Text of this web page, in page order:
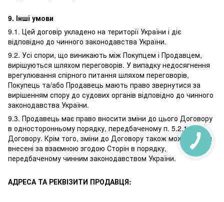
9. Інші умови
9.1. Цей договір укладено на території України і діє
відповідно до чинного законодавства України.
9.2. Усі спори, що виникають між Покупцем і Продавцем,
вирішуються шляхом переговорів. У випадку недосягнення
врегулювання спірного питання шляхом переговорів,
Покупець та/або Продавець мають право звернутися за
вирішенням спору до судових органів відповідно до чинного
законодавства України.
9.3. Продавець має право вносити зміни до цього Договору
в односторонньому порядку, передбаченому п. 5.2.1.
Договору. Крім того, зміни до Договору також можуть бути
внесені за взаємною згодою Сторін в порядку,
передбаченому чинним законодавством України.
АДРЕСА ТА РЕКВІЗИТИ ПРОДАВЦЯ: